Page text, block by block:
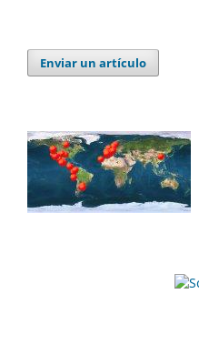
Enviar un artículo